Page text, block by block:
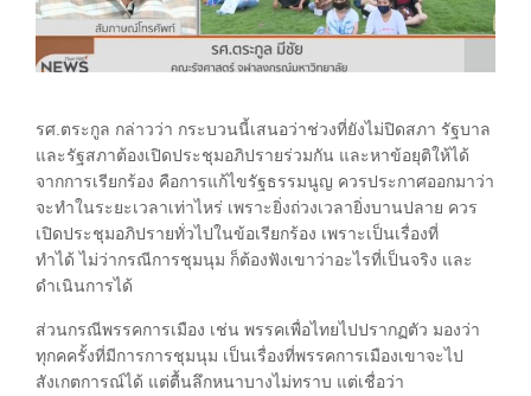
รศ.ตระกูล กล่าวว่า กระบวนนี้เสนอว่าช่วงที่ยังไม่ปิดสภา รัฐบาล
และรัฐสภาต้องเปิดประชุมอภิปรายร่วมกัน และหาข้อยุติให้ได้
จากการเรียกร้อง คือการแก้ไขรัฐธรรมนูญ ควรประกาศออกมาว่า
จะทำในระยะเวลาเท่าไหร่ เพราะยิ่งถ่วงเวลายิ่งบานปลาย ควร
เปิดประชุมอภิปรายทั่วไปในข้อเรียกร้อง เพราะเป็นเรื่องที่
ทำได้ ไม่ว่ากรณีการชุมนุม ก็ต้องฟังเขาว่าอะไรที่เป็นจริง และ
ดำเนินการได้
ส่วนกรณีพรรคการเมือง เช่น พรรคเพื่อไทยไปปรากฏตัว มองว่า
ทุกคครั้งที่มีการการชุมนุม เป็นเรื่องที่พรรคการเมืองเขาจะไป
สังเกตการณ์ได้ แต่ตื้นลึกหนาบางไม่ทราบ แต่เชื่อว่า